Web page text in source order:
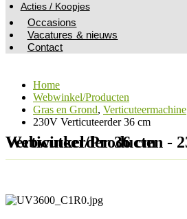
Acties / Koopjes
Occasions
Vacatures & nieuws
Contact
Home
Webwinkel/Producten
Gras en Grond, Verticuteermachine
230V Verticuteerder 36 cm
Webwinkel/Producten - 230V Verticuteerder 36 cm